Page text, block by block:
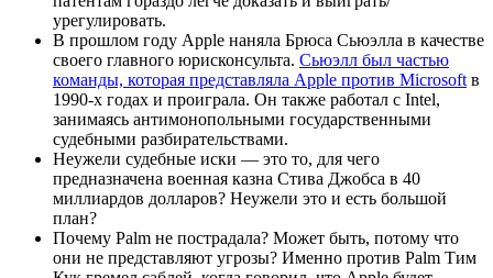
урегулировать.
В прошлом году Apple наняла Брюса Сьюэлла в качестве
своего главного юрисконсульта. Сьюэлл был частью
команды, которая представляла Apple против Microsoft в
1990-х годах и проиграла. Он также работал с Intel,
занимаясь антимонопольными государственными
судебными разбирательствами.
Неужели судебные иски — это то, для чего
предназначена военная казна Стива Джобса в 40
миллиардов долларов? Неужели это и есть большой
план?
Почему Palm не пострадала? Может быть, потому что
они не представляют угрозы? Именно против Palm Тим